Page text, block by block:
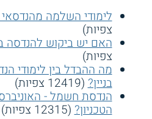
לימודי השלמה מהנדסאי
צפיות)
האם יש ביקוש להנדסה
צפיות)
מה ההבדל בין לימודי
בניין? (12419 צפיות)
הנדסת חשמל -
הטכניון? (12315 צפיות)